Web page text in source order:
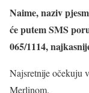
Naime, naziv
će putem SMS
065/1114,
Najsretnije očekuju
Merlinom.